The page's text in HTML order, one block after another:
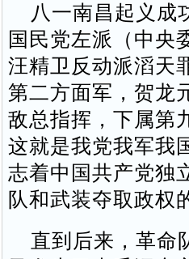
八一南昌起义成
国民党左派（中央
汪精卫反动派滔天
第二方面军，贺龙
敌总指挥，下属第
这就是我党我军我
志着中国共产党独
队和武装夺取政权
直到后来，革命